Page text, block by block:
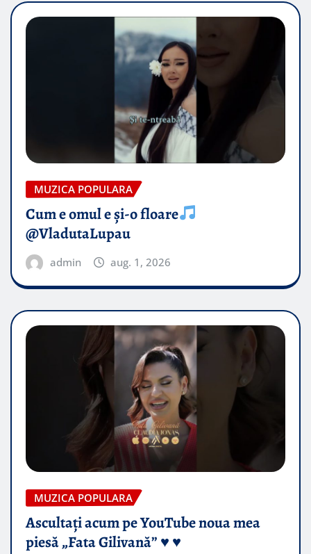
MUZICA POPULARA
Cum e omul e și-o floare
@VladutaLupau
admin aug. 1, 2026
MUZICA POPULARA
Ascultați acum pe YouTube noua mea
piesă „Fata Gilivană” ♥️ ♥️